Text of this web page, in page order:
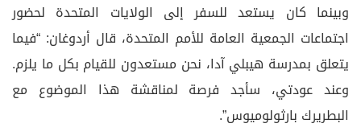
وبينما كان يستعد للسفر إلى الولايات المتحدة لحضور
اجتماعات الجمعية العامة للأمم المتحدة، قال أردوغان: “فيما
يتعلق بمدرسة هيبلي آدا، نحن مستعدون للقيام بكل ما يلزم.
وعند عودتي، سأجد فرصة لمناقشة هذا الموضوع مع
البطريرك بارثولوميوس”.